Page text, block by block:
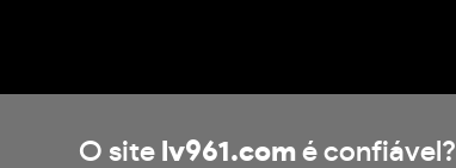
O site lv961.com é confiável?